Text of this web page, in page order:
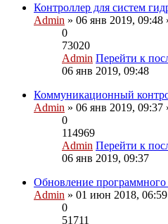
Контроллер для систем
Admin » 06 янв 2019, 09:48
0
73020
Admin Перейти к
06 янв 2019, 09:48
Коммуникационный
Admin » 06 янв 2019, 09:37
0
114969
Admin Перейти к
06 янв 2019, 09:37
Обновление программного
Admin » 01 июн 2018,
0
51711